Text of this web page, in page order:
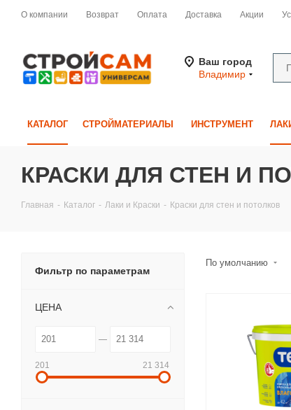
О компании Возврат Оплата Доставка Акции
Ваш город
Владимир
КАТАЛОГ СТРОЙМАТЕРИАЛЫ ИНСТРУМЕНТ
КРАСКИ ДЛЯ СТЕН И
Главная - Каталог - Лаки и Краски - Краски для стен и потолков
По умолчанию
Фильтр по параметрам
ЦЕНА
201 21 314